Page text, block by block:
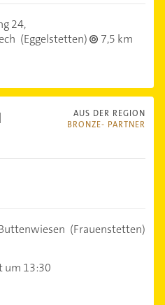
24,
(Eggelstetten)
7,5 km
AUS DER REGION
BRONZE- PARTNER
(Frauenstetten)
um 13:30